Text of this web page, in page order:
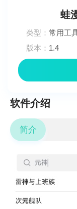
蛙
类型：常用工
版本： 1.4
软件介绍
简介